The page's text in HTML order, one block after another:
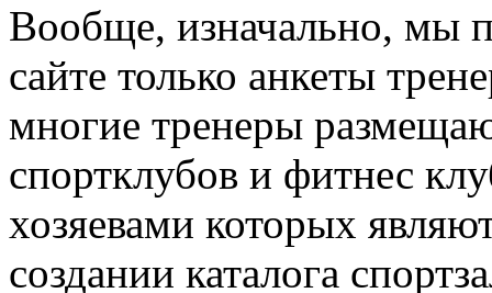
Вообще, изначально, мы
сайте только анкеты
многие тренеры
спортклубов и фитнес
хозяевами которых
создании каталога